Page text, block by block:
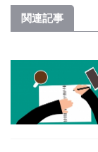
関連記事